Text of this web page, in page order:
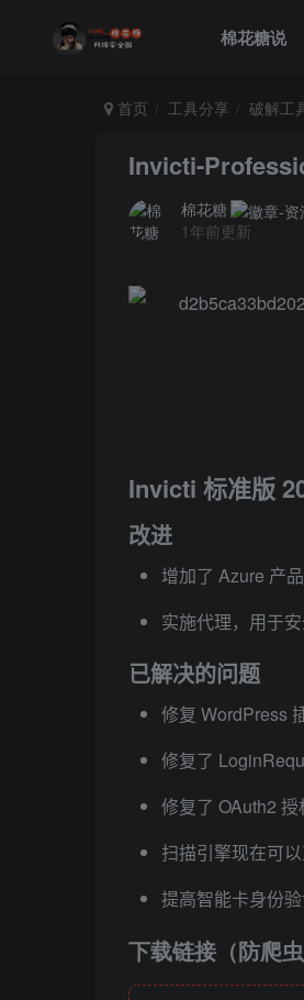
棉花糖说
首页 工具分享 破解工
Invicti-
棉花糖
1年前更新
Invicti 标准版
改进
增加了 Azure 产
实施代理，用于
已解决的问题
修复 WordPress
修复了
修复了 OAuth2
扫描引擎现在可
提高智能卡身份
下载链接（防爬